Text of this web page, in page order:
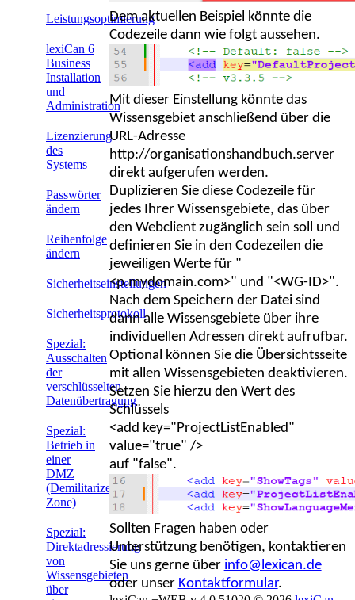
Leistungsoptimierung
lexiCan 6
Business
Installation
und
Administration
Lizenzierung
des
Systems
Passwörter
ändern
Reihenfolge
ändern
Sicherheitseinstellungen
Sicherheitsprotokoll
Spezial:
Ausschalten
der
verschlüsselten
Datenübertragung
Spezial:
Betrieb in
einer
DMZ
(Demilitarized
Zone)
Spezial:
Direktadressierung
von
Wissensgebieten
über
Dem aktuellen Beispiel könnte die
Codezeile dann wie folgt aussehen.
Mit dieser Einstellung könnte das
Wissensgebiet anschließend über die
URL-Adresse
http://organisationshandbuch.server
direkt aufgerufen werden.
Duplizieren Sie diese Codezeile für
jedes Ihrer Wissensgebiete, das über
den Webclient zugänglich sein soll und
definieren Sie in den Codezeilen die
jeweiligen Werte für "
<p.mydomain.com>" und "<WG-ID>".
Nach dem Speichern der Datei sind
dann alle Wissensgebiete über ihre
individuellen Adressen direkt aufrufbar.
Optional können Sie die Übersichtsseite
mit allen Wissensgebieten deaktivieren.
Setzen Sie hierzu den Wert des
Schlüssels
<add key="ProjectListEnabled"
value="true" />
auf "false".
Sollten Fragen haben oder
Unterstützung benötigen, kontaktieren
Sie uns gerne über info@lexican.de
oder unser Kontaktformular.